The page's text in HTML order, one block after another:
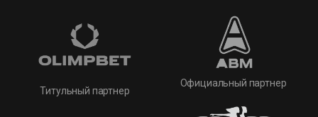
Титульный партнер
Официальный партнер